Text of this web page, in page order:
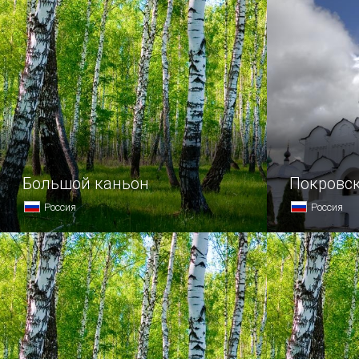
Большой каньон
Россия
Крым можно по праву назвать
сокровищницей природных
достопримечательностей, но едва ли
одна из них сможет поспорить
по своей живописности и величию
с Большим каньоном.
Россия
Свято-
Андрея
году.